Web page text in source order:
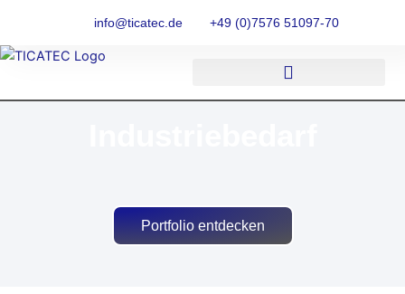
springen
info@ticatec.de +49 (0)7576 51097-70
Portfolio entdecken